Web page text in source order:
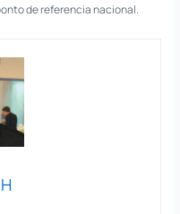
de referencia nacional.